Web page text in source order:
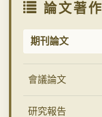
論文著作
期刊論文
會議論文
研究報告